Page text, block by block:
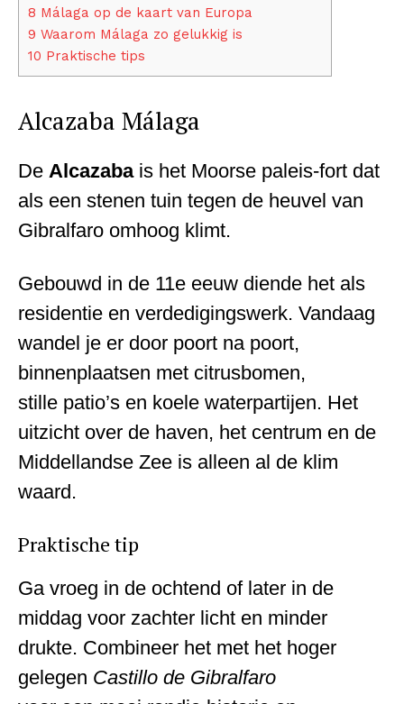
8 Málaga op de kaart van Europa
9 Waarom Málaga zo gelukkig is
10 Praktische tips
Alcazaba Málaga
De Alcazabais het Moorse paleis-fort dat
als een stenen tuin tegen de heuvel van
Gibralfaro omhoog klimt.
Gebouwd in de 11e eeuw diende het als
residentie en verdedigingswerk. Vandaag
wandel je er door poort na poort,
binnenplaatsen met citrusbomen,
stille patio’s en koele waterpartijen. Het
uitzicht over de haven, het centrum en de
Middellandse Zee is alleen al de klim
waard.
Praktische tip
Ga vroeg in de ochtend of later in de
middag voor zachter licht en minder
drukte. Combineer het met het hoger
gelegen Castillo de Gibralfaro